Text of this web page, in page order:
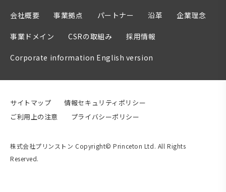
会社概要 事業拠点 パートナー 沿革 企業理念
事業ドメイン CSRの取組み 採用情報
Corporate information English version
サイトマップ
情報セキュリティポリシー
ご利用上の注意
プライバシーポリシー
株式会社プリンストン Copyright© Princeton Ltd. All Rights
Reserved.